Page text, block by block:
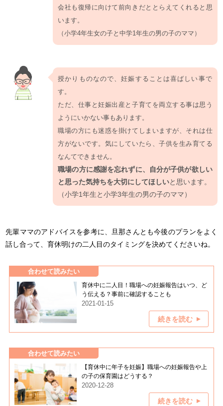
会社も復帰に向けて前向きだととらえてくれると思
います。
（小学4年生女の子と中学1年生の男の子のママ）
授かりものなので、妊娠することは喜ばしい事で
す。
ただ、仕事と妊娠出産と子育てを両立する事は思う
ようにいかない事もあります。
職場の方にも迷惑を掛けてしまいますが、それは仕
方がないです。気にしていたら、子供を生み育てる
なんてできません。
職場の方に感謝を忘れずに、自分が子供が欲しい
と思った気持ちを大切にしてほしいと思います。
（小学1年生と小学3年生の男の子のママ）
先輩ママのアドバイスを参考に、旦那さんとも今後のプランをよく
話し合って、育休明けの二人目のタイミングを決めてくださいね。
合わせて読みたい
育休中に二人目！職場への妊娠報告はいつ、ど
う伝える？事前に確認することも
2021-01-15
続きを読む
合わせて読みたい
【育休中に年子を妊娠】職場への妊娠報告や上
の子の保育園はどうする？
2020-12-28
続きを読む